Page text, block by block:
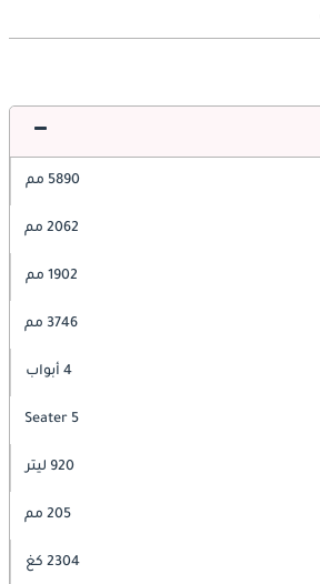
5890 مم
2062 مم
1902 مم
3746 مم
4 أبواب
5 Seater
920 ليتر
205 مم
2304 كغ